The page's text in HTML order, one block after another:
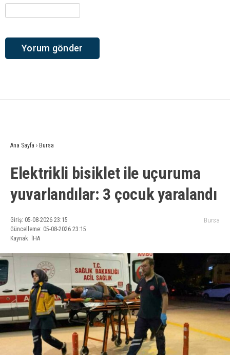
Ana Sayfa › Bursa
Elektrikli bisiklet ile uçuruma
yuvarlandılar: 3 çocuk yaralandı
Giriş: 05-08-2026 23:15
Güncelleme: 05-08-2026 23:15
Kaynak: İHA
Bursa